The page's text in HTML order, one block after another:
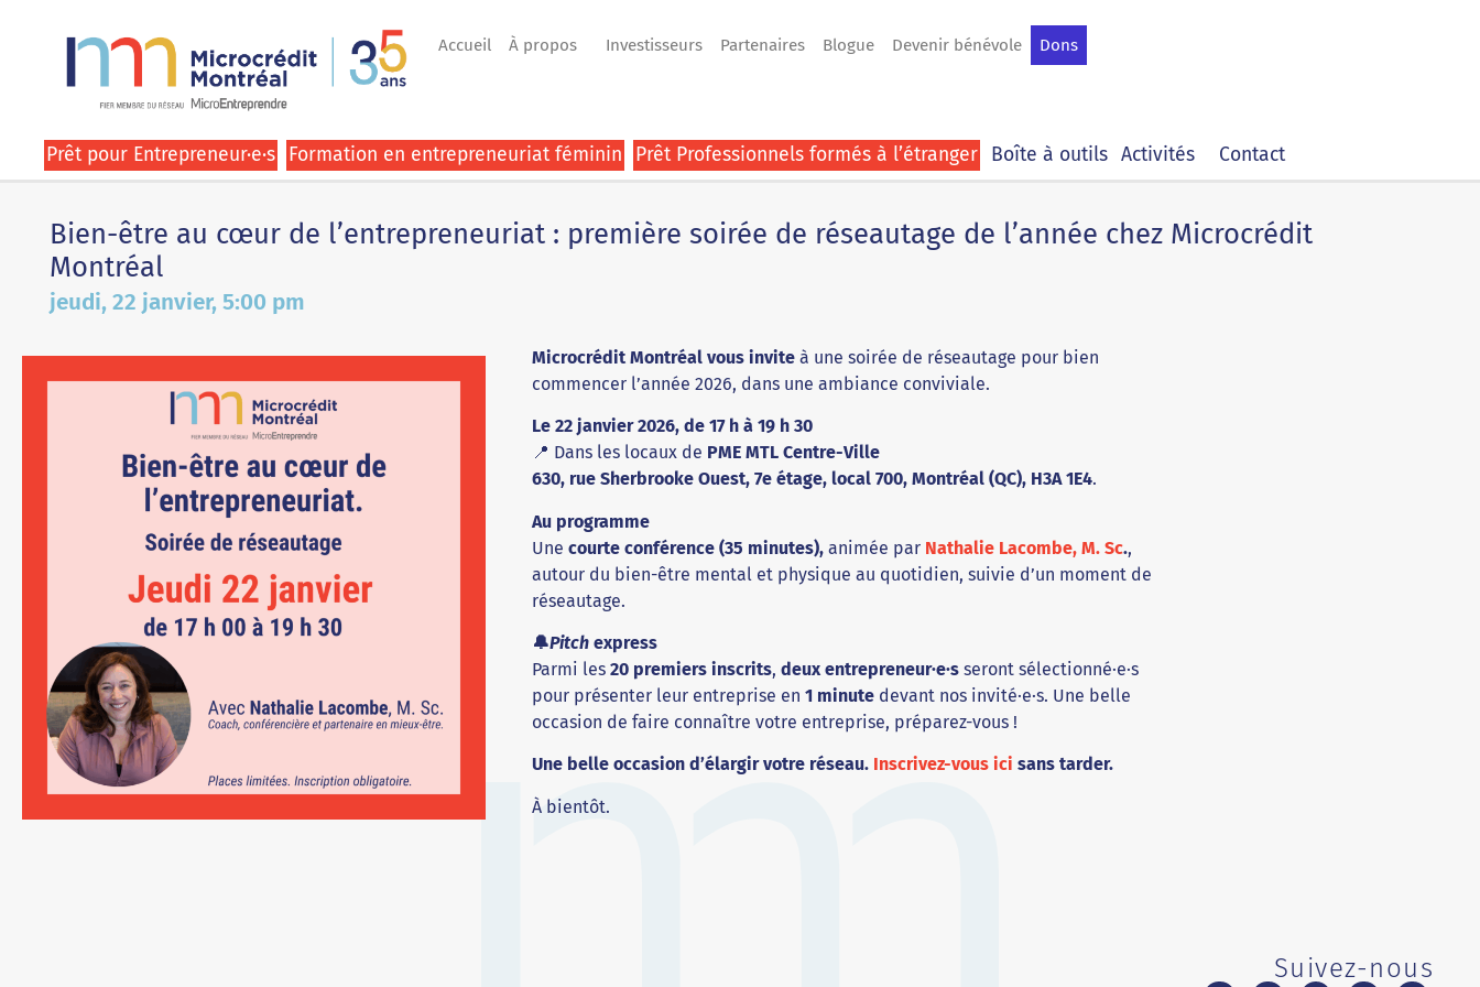
Accueil À propos Investisseurs Partenaires Blogue Devenir bénévole Dons
Prêt pour Entrepreneur·e·s Formation en entrepreneuriat féminin Prêt Professionnels formés à l’étranger Boîte à outils Activités Contact
Bien-être au cœur de l’entrepreneuriat : première soirée de réseautage de l’année chez Microcrédit
Montréal
jeudi, 22 janvier, 5:00 pm
Microcrédit Montréal vous invite à une soirée de réseautage pour bien
commencer l’année 2026, dans une ambiance conviviale.
Le 22 janvier 2026, de 17 h à 19 h 30
📍 Dans les locaux de PME MTL Centre-Ville
630, rue Sherbrooke Ouest, 7e étage, local 700, Montréal (QC), H3A 1E4.
Au programme
Une courte conférence (35 minutes), animée par Nathalie Lacombe, M. Sc.,
autour du bien-être mental et physique au quotidien, suivie d’un moment de
réseautage.
🔔Pitch express
Parmi les 20 premiers inscrits, deux entrepreneur·e·s seront sélectionné·e·s
pour présenter leur entreprise en 1 minute devant nos invité·e·s. Une belle
occasion de faire connaître votre entreprise, préparez-vous !
Une belle occasion d’élargir votre réseau. Inscrivez-vous ici sans tarder.
À bientôt.
Suivez-nous